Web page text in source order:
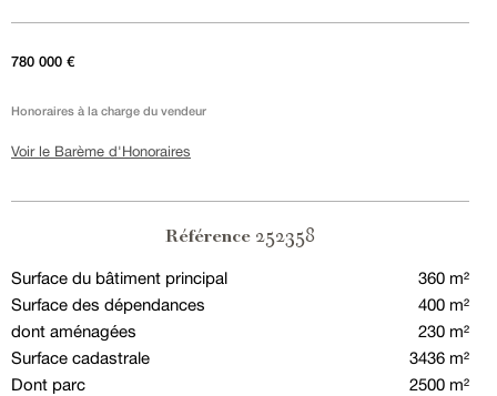
780 000 €
Honoraires à la charge du vendeur
Voir le Barème d'Honoraires
Référence 252358
Surface du bâtiment principal
360 m²
Surface des dépendances
400 m²
dont aménagées
230 m²
Surface cadastrale
3436 m²
Dont parc
2500 m²